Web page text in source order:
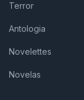
Terror
Antologia
Novelettes
Novelas